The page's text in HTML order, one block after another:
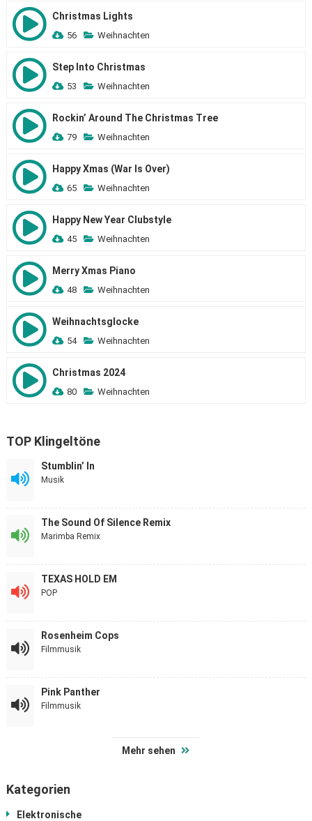
Christmas Lights
56 Weihnachten
Step Into Christmas
53 Weihnachten
Rockin’ Around The Christmas Tree
79 Weihnachten
Happy Xmas (War Is Over)
65 Weihnachten
Happy New Year Clubstyle
45 Weihnachten
Merry Xmas Piano
48 Weihnachten
Weihnachtsglocke
54 Weihnachten
Christmas 2024
80 Weihnachten
TOP Klingeltöne
Stumblin’ In
Musik
The Sound Of Silence Remix
Marimba Remix
TEXAS HOLD EM
POP
Rosenheim Cops
Filmmusik
Pink Panther
Filmmusik
Mehr sehen
Kategorien
Elektronische